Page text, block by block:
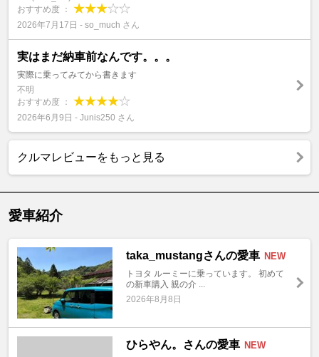
おすすめ度 ：
2026年7月17日 - so_much さん
実はまだ納車前なんです。。。
実際に乗ってみてから書きます
不明
おすすめ度 ：
2026年6月9日 - Junis250 さん
クルマレビューをもっと見る
愛車紹介
taka_mustangさんの愛車 NEW
トヨタ ルーミーに乗っています。 初めて
の新車購入 親の介 ...
2026年8月8日
ひらやん。さんの愛車 NEW